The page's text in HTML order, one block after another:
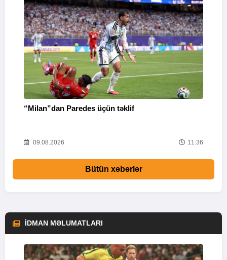
“Milan”dan Paredes üçün təklif
09.08.2026 11:36
Bütün xəbərlər
İDMAN MƏLUMATLARI